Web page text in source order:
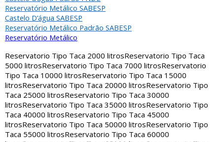
Reservatório Metálico SABESP
Castelo D’água SABESP
Reservatório Metálico Padrão SABESP
Reservatório Metálico
Reservatorio Tipo Taca 2000 litrosReservatorio Tipo Taca
5000 litrosReservatorio Tipo Taca 7000 litrosReservatorio
Tipo Taca 10000 litrosReservatorio Tipo Taca 15000
litrosReservatorio Tipo Taca 20000 litrosReservatorio Tipo
Taca 25000 litrosReservatorio Tipo Taca 30000
litrosReservatorio Tipo Taca 35000 litrosReservatorio Tipo
Taca 40000 litrosReservatorio Tipo Taca 45000
litrosReservatorio Tipo Taca 50000 litrosReservatorio Tipo
Taca 55000 litrosReservatorio Tipo Taca 60000